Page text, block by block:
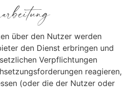
über den Nutzer werden
den Dienst erbringen und
Verpflichtungen
reagieren,
(oder die der Nutzer oder